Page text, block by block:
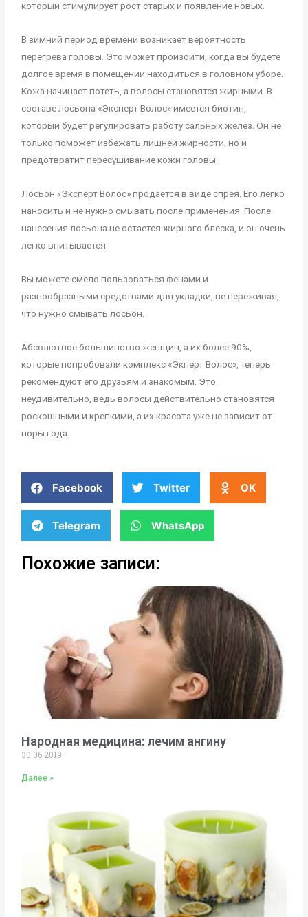
который стимулирует рост старых и появление новых.
В зимний период времени возникает вероятность
перегрева головы. Это может произойти, когда вы будете
долгое время в помещении находиться в головном уборе.
Кожа начинает потеть, а волосы становятся жирными. В
составе лосьона «Эксперт Волос» имеется биотин,
который будет регулировать работу сальных желез. Он не
только поможет избежать лишней жирности, но и
предотвратит пересушивание кожи головы.
Лосьон «Эксперт Волос» продаётся в виде спрея. Его легко
наносить и не нужно смывать после применения. После
нанесения лосьона не остается жирного блеска, и он очень
легко впитывается.
Вы можете смело пользоваться фенами и
разнообразными средствами для укладки, не переживая,
что нужно смывать лосьон.
Абсолютное большинство женщин, а их более 90%,
которые попробовали комплекс «Экперт Волос», теперь
рекомендуют его друзьям и знакомым. Это
неудивительно, ведь волосы действительно становятся
роскошными и крепкими, а их красота уже не зависит от
поры года.
Facebook Twitter OK
Telegram WhatsApp
Похожие записи:
Народная медицина: лечим ангину
30.06.2019
Далее »